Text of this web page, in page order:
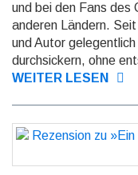
und bei den Fans des
anderen Ländern.
und Autor
durch­sickern, ohne
WEITER LESEN